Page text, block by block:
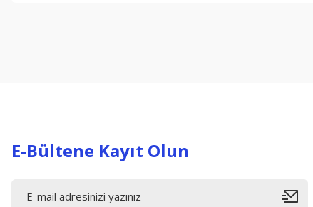
E-Bültene Kayıt Olun